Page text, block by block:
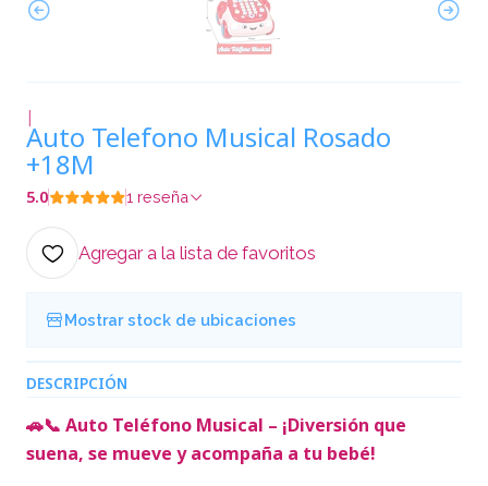
|
Auto Telefono Musical Rosado
+18M
5.0 1 reseña
Agregar a la lista de favoritos
Mostrar stock de ubicaciones
DESCRIPCIÓN
🚗📞 Auto Teléfono Musical – ¡Diversión que
suena, se mueve y acompaña a tu bebé!